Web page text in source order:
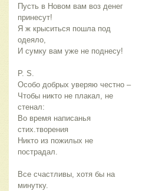
Пусть в Новом вам воз денег
принесут!
Я ж крыситься пошла под
одеяло,
И сумку вам уже не поднесу!
P. S.
Особо добрых уверяю честно –
Чтобы никто не плакал, не
стенал:
Во время написанья
стих.творения
Никто из пожилых не
пострадал.
Все счастливы, хотя бы на
минутку.